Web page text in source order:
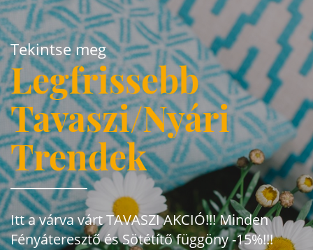
Tekintse meg
Legfrissebb
Tavaszi/Nyári
Trendek
Itt a várva várt TAVASZI AKCIÓ!!! Minden
Fényáteresztő és Sötétítő függöny -15%!!!